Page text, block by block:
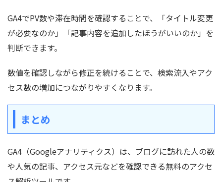
GA4でPV数や滞在時間を確認することで、「タイトル変更
が必要なのか」「記事内容を追加したほうがいいのか」を
判断できます。
数値を確認しながら修正を続けることで、検索流入やアク
セス数の増加につながりやすくなります。
まとめ
GA4（Googleアナリティクス）は、ブログに訪れた人の数
や人気の記事、アクセス元などを確認できる無料のアクセ